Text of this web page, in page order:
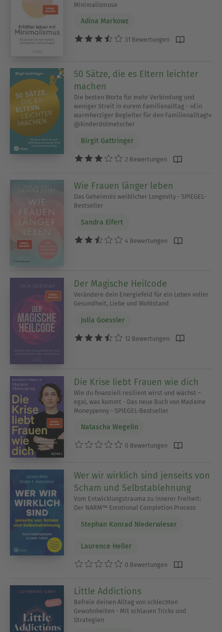
Minimalismuse
Adina Markowz
31 Bewertungen
50 Sätze, die es Eltern leichter
machen
Die besten Worte für mehr Verbindung und
weniger Streit in eurem Familienalltag - »Ein
warmherziger Begleiter für den Familienalltag!«
@kinderdolmetscher
Birgit Gattringer
2 Bewertungen
Wie Frauen länger leben
Das Geheimnis weiblicher Longevity - SPIEGEL-
Bestseller
Sandra Eifert
4 Bewertungen
Der Magische Heilcode
Verändere dein Energiefeld für ein Leben voller
Gesundheit, Liebe und Wohlstand
Julia Goessler
12 Bewertungen
Die Krise liebt Frauen wie dich
Wie du finanziell resilient wirst und wächst –
egal, was kommt - Das neue Buch von Madame
Moneypenny - SPIEGEL-Bestseller
Natascha Wegelin
0 Bewertungen
Wer wir wirklich sind jenseits von
Scham und Selbstablehnung
Vom Entwicklungstrauma zu innerer Freiheit:
Der NARM™ Emotional Completion Process
Stephan Konrad Niederwieser
Laurence Heller
0 Bewertungen
Little Addictions
Befreie deinen Alltag von schlechten
Gewohnheiten - Mit schlauen Tricks und
Strategien